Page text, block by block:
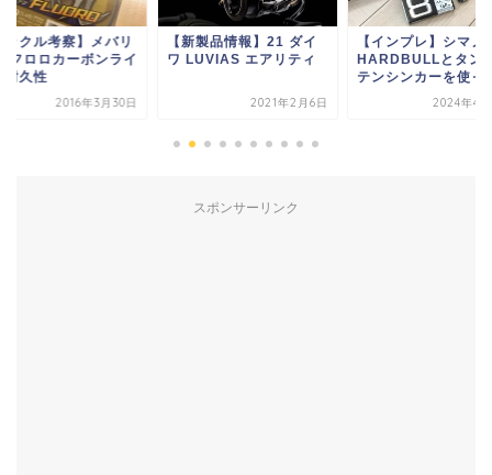
製品情報】21 ダイ
エアリティ
2021年2月6日
【インプレ】シマノ
HARDBULLとタングス
2024年4月29日
【ブルーカレント
53/TZ】 実釣動画
2015年9
スポンサーリンク